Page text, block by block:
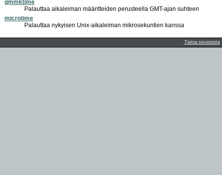
gmmktime
Palauttaa aikaleiman määritteiden perusteella GMT-ajan suhteen
microtime
Palauttaa nykyisen Unix-aikaleiman mikrosekuntien kanssa
Tietoa sivustosta